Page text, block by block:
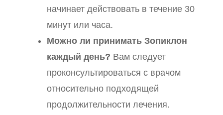
начинает действовать в течение 30
минут или часа.
Можно ли принимать Зопиклон
каждый день? Вам следует
проконсультироваться с врачом
относительно подходящей
продолжительности лечения.